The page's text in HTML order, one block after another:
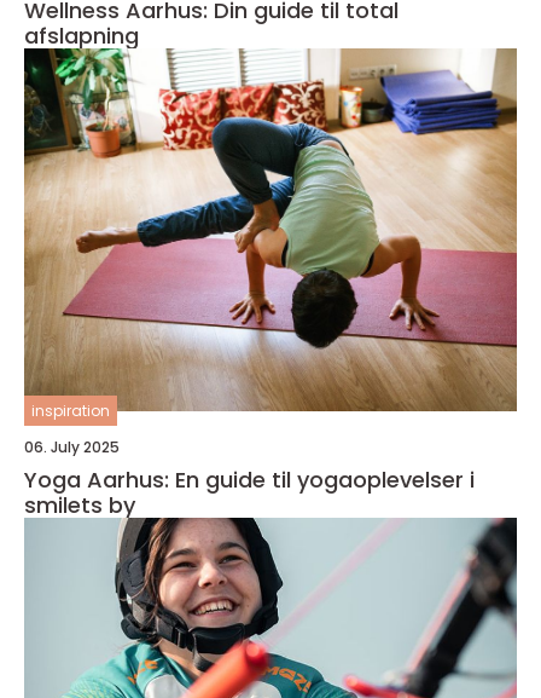
Wellness Aarhus: Din guide til total
afslapning
inspiration
06. July 2025
Yoga Aarhus: En guide til yogaoplevelser i
smilets by